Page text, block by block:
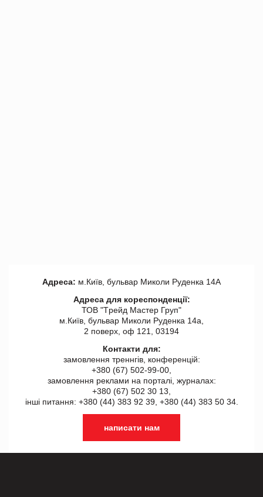
Адреса: м.Київ, бульвар Миколи Руденка 14А
Адреса для кореспонденції:
ТОВ "Tрейд Мастер Груп"
м.Київ, бульвар Миколи Руденка 14а,
2 поверх, оф 121, 03194
Контакти для:
замовлення треннгів, конференцій:
+380 (67) 502-99-00,
замовлення реклами на порталі, журналах:
+380 (67) 502 30 13,
інші питання: +380 (44) 383 92 39, +380 (44) 383 50 34.
написати нам